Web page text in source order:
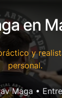
en
y
personal.
Maga •